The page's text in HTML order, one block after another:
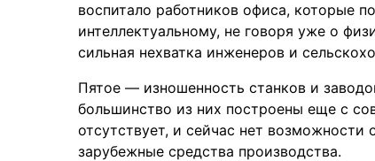
воспитало работников офиса, которые
интеллектуальному, не говоря уже о
сильная нехватка инженеров и
Пятое — изношенность станков и
большинство из них построены еще с
отсутствует, и сейчас нет возможности
зарубежные средства производства.